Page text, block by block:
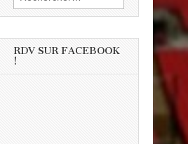
RDV SUR FACEBOOK
!